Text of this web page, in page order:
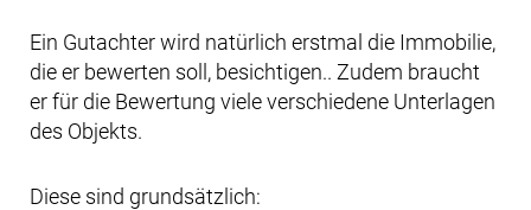
Ein Gutachter wird natürlich erstmal die Immobilie,
die er bewerten soll, besichtigen.. Zudem braucht
er für die Bewertung viele verschiedene Unterlagen
des Objekts.
Diese sind grundsätzlich: